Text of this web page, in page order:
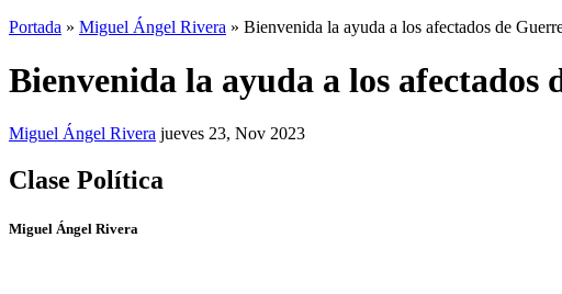
Portada » Miguel Ángel Rivera » Bienvenida la ayuda a los afectados de
Bienvenida la ayuda a los afectados
Miguel Ángel Rivera jueves 23, Nov 2023
Clase Política
Miguel Ángel Rivera